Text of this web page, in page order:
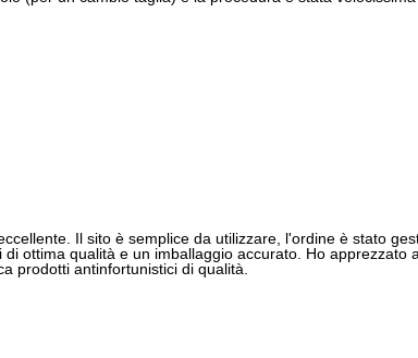
Il sito è semplice da utilizzare, l'ordine è stato
ottima qualità e un imballaggio accurato. Ho apprezzato
prodotti antinfortunistici di qualità.